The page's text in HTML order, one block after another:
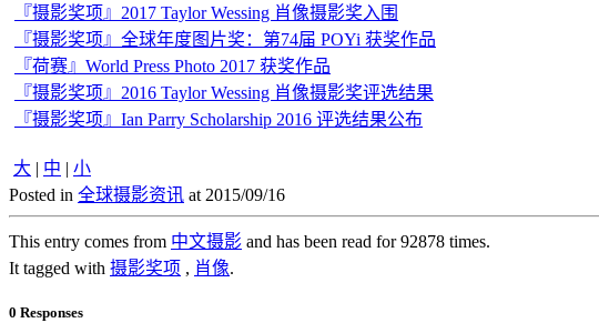
『摄影奖项』2017 Taylor Wessing 肖像摄影奖入围
『摄影奖项』全球年度图片奖：第74届 POYi 获奖作品
『荷赛』World Press Photo 2017 获奖作品
『摄影奖项』2016 Taylor Wessing 肖像摄影奖评选结果
『摄影奖项』Ian Parry Scholarship 2016 评选结果公布
大 | 中 | 小
Posted in 全球摄影资讯 at 2015/09/16
This entry comes from 中文摄影 and has been read for 92878 times.
It tagged with 摄影奖项 , 肖像.
0 Responses